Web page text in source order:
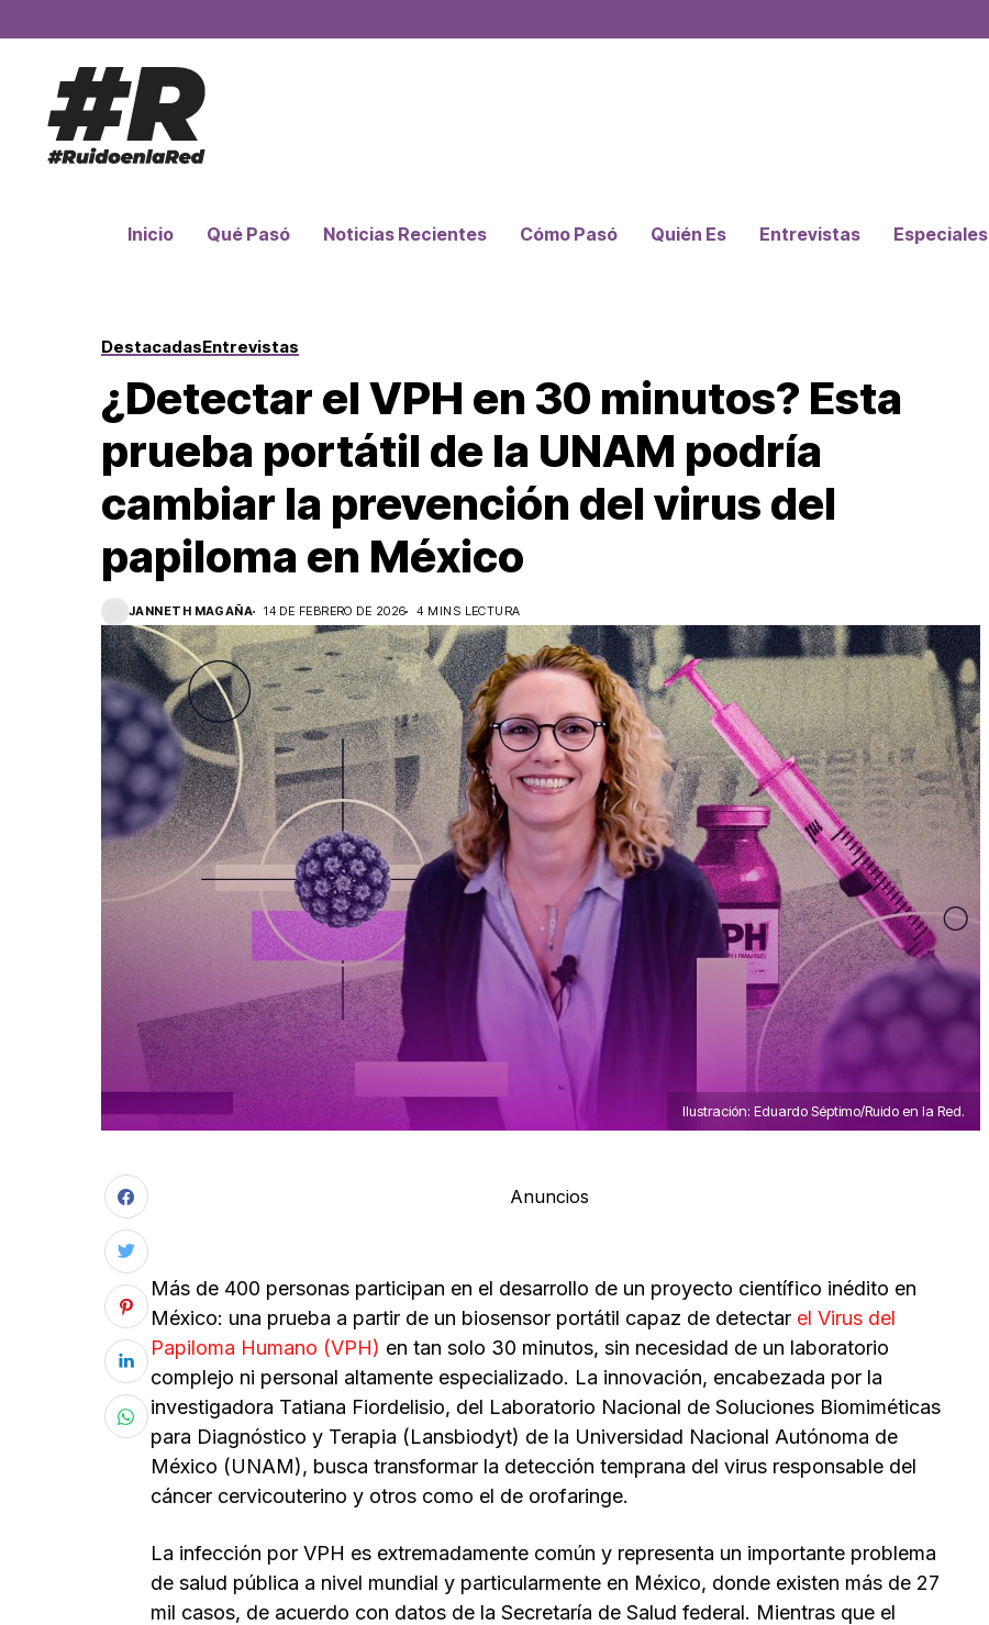
Inicio Qué Pasó Noticias Recientes Cómo Pasó Quién Es Entrevistas Especiales
DestacadasEntrevistas
¿Detectar el VPH en 30 minutos? Esta
prueba portátil de la UNAM podría
cambiar la prevención del virus del
papiloma en México
JANNETH MAGAÑA 14 DE FEBRERO DE 2026 4 MINS LECTURA
Ilustración: Eduardo Séptimo/Ruido en la Red.
Anuncios
Más de 400 personas participan en el desarrollo de un proyecto científico inédito en
México: una prueba a partir de un biosensor portátil capaz de detectar el Virus del
Papiloma Humano (VPH) en tan solo 30 minutos, sin necesidad de un laboratorio
complejo ni personal altamente especializado. La innovación, encabezada por la
investigadora Tatiana Fiordelisio, del Laboratorio Nacional de Soluciones Biomiméticas
para Diagnóstico y Terapia (Lansbiodyt) de la Universidad Nacional Autónoma de
México (UNAM), busca transformar la detección temprana del virus responsable del
cáncer cervicouterino y otros como el de orofaringe.
La infección por VPH es extremadamente común y representa un importante problema
de salud pública a nivel mundial y particularmente en México, donde existen más de 27
mil casos, de acuerdo con datos de la Secretaría de Salud federal. Mientras que el